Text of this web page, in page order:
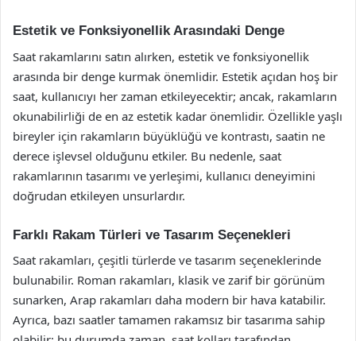
Estetik ve Fonksiyonellik Arasındaki Denge
Saat rakamlarını satın alırken, estetik ve fonksiyonellik
arasında bir denge kurmak önemlidir. Estetik açıdan hoş bir
saat, kullanıcıyı her zaman etkileyecektir; ancak, rakamların
okunabilirliği de en az estetik kadar önemlidir. Özellikle yaşlı
bireyler için rakamların büyüklüğü ve kontrastı, saatin ne
derece işlevsel olduğunu etkiler. Bu nedenle, saat
rakamlarının tasarımı ve yerleşimi, kullanıcı deneyimini
doğrudan etkileyen unsurlardır.
Farklı Rakam Türleri ve Tasarım Seçenekleri
Saat rakamları, çeşitli türlerde ve tasarım seçeneklerinde
bulunabilir. Roman rakamları, klasik ve zarif bir görünüm
sunarken, Arap rakamları daha modern bir hava katabilir.
Ayrıca, bazı saatler tamamen rakamsız bir tasarıma sahip